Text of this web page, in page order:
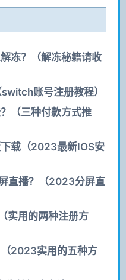
冻？（解冻秘籍请收
账号注册教程）
（三种付款方式推
载（2023最新IOS安
直播？（2023分屏直
实用的两种注册方
2023实用的五种方